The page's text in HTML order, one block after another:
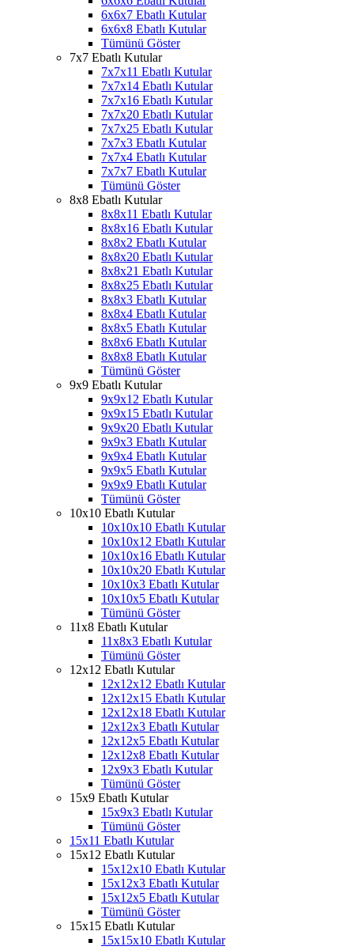
6x6x7 Ebatlı Kutular
6x6x8 Ebatlı Kutular
Tümünü Göster
7x7 Ebatlı Kutular
7x7x11 Ebatlı Kutular
7x7x14 Ebatlı Kutular
7x7x16 Ebatlı Kutular
7x7x20 Ebatlı Kutular
7x7x25 Ebatlı Kutular
7x7x3 Ebatlı Kutular
7x7x4 Ebatlı Kutular
7x7x7 Ebatlı Kutular
Tümünü Göster
8x8 Ebatlı Kutular
8x8x11 Ebatlı Kutular
8x8x16 Ebatlı Kutular
8x8x2 Ebatlı Kutular
8x8x20 Ebatlı Kutular
8x8x21 Ebatlı Kutular
8x8x25 Ebatlı Kutular
8x8x3 Ebatlı Kutular
8x8x4 Ebatlı Kutular
8x8x5 Ebatlı Kutular
8x8x6 Ebatlı Kutular
8x8x8 Ebatlı Kutular
Tümünü Göster
9x9 Ebatlı Kutular
9x9x12 Ebatlı Kutular
9x9x15 Ebatlı Kutular
9x9x20 Ebatlı Kutular
9x9x3 Ebatlı Kutular
9x9x4 Ebatlı Kutular
9x9x5 Ebatlı Kutular
9x9x9 Ebatlı Kutular
Tümünü Göster
10x10 Ebatlı Kutular
10x10x10 Ebatlı Kutular
10x10x12 Ebatlı Kutular
10x10x16 Ebatlı Kutular
10x10x20 Ebatlı Kutular
10x10x3 Ebatlı Kutular
10x10x5 Ebatlı Kutular
Tümünü Göster
11x8 Ebatlı Kutular
11x8x3 Ebatlı Kutular
Tümünü Göster
12x12 Ebatlı Kutular
12x12x12 Ebatlı Kutular
12x12x15 Ebatlı Kutular
12x12x18 Ebatlı Kutular
12x12x3 Ebatlı Kutular
12x12x5 Ebatlı Kutular
12x12x8 Ebatlı Kutular
12x9x3 Ebatlı Kutular
Tümünü Göster
15x9 Ebatlı Kutular
15x9x3 Ebatlı Kutular
Tümünü Göster
15x11 Ebatlı Kutular
15x12 Ebatlı Kutular
15x12x10 Ebatlı Kutular
15x12x3 Ebatlı Kutular
15x12x5 Ebatlı Kutular
Tümünü Göster
15x15 Ebatlı Kutular
15x15x10 Ebatlı Kutular